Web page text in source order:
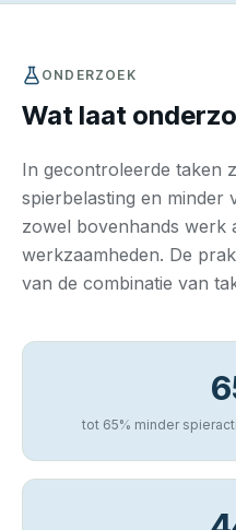
ONDERZOEK
Wat laat
In gecontroleerde taken
spierbelasting en minder
zowel bovenhands werk
werkzaamheden. De
van de combinatie van
tot 65% minder